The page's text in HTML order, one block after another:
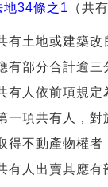
地34條之1 （共
有土地或建築改
有部分合計逾
有人依前項規定
一項共有人，對
得不動產物權者
有人出賣其應有